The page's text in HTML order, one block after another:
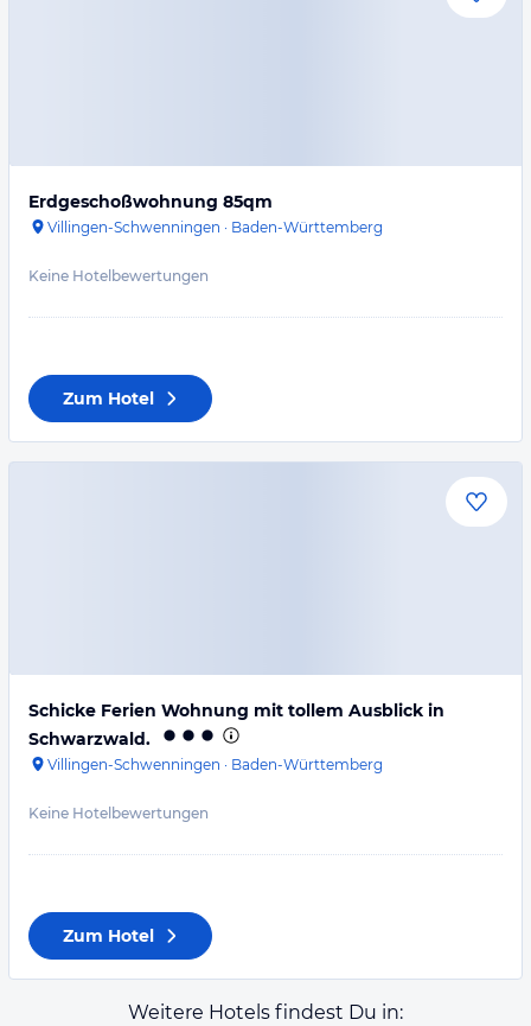
Erdgeschoßwohnung 85qm
Villingen-Schwenningen · Baden-Württemberg
Keine Hotelbewertungen
Zum Hotel
Schicke Ferien Wohnung mit tollem Ausblick in
Schwarzwald.
Villingen-Schwenningen · Baden-Württemberg
Keine Hotelbewertungen
Zum Hotel
Weitere Hotels findest Du in: